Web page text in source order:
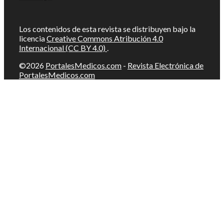
Los contenidos de esta revista se distribuyen bajo la
licenciaCreative Commons Atribución 4.0
Internacional (CC BY 4.0) .
©2026 PortalesMedicos.com - Revista Electrónica de
PortalesMedicos.com